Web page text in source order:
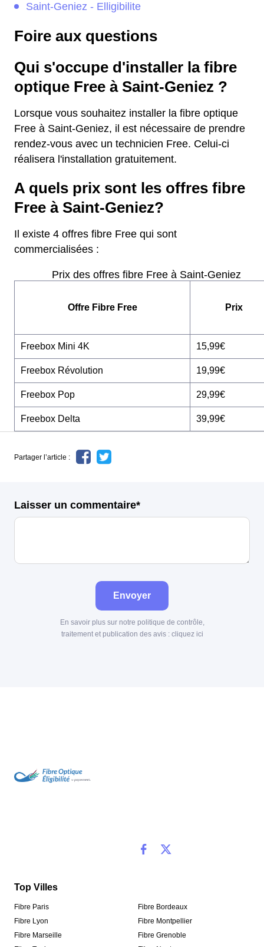
Saint-Geniez - Elligibilite
Foire aux questions
Qui s'occupe d'installer la fibre
optique Free à Saint-Geniez ?
Lorsque vous souhaitez installer la fibre optique
Free à Saint-Geniez, il est nécessaire de prendre
rendez-vous avec un technicien Free. Celui-ci
réalisera l'installation gratuitement.
A quels prix sont les offres fibre
Free à Saint-Geniez?
Il existe 4 offres fibre Free qui sont
commercialisées :
Prix des offres fibre Free à Saint-Geniez
Offre Fibre Free Prix
Freebox Mini 4K 15,99€
Freebox Révolution 19,99€
Freebox Pop 29,99€
Freebox Delta 39,99€
Partager l’article :
Laisser un commentaire*
Envoyer
En savoir plus sur notre politique de contrôle,
traitement et publication des avis : cliquez ici
Top Villes
Fibre Paris
Fibre Lyon
Fibre Marseille
Fibre Bordeaux
Fibre Montpellier
Fibre Grenoble